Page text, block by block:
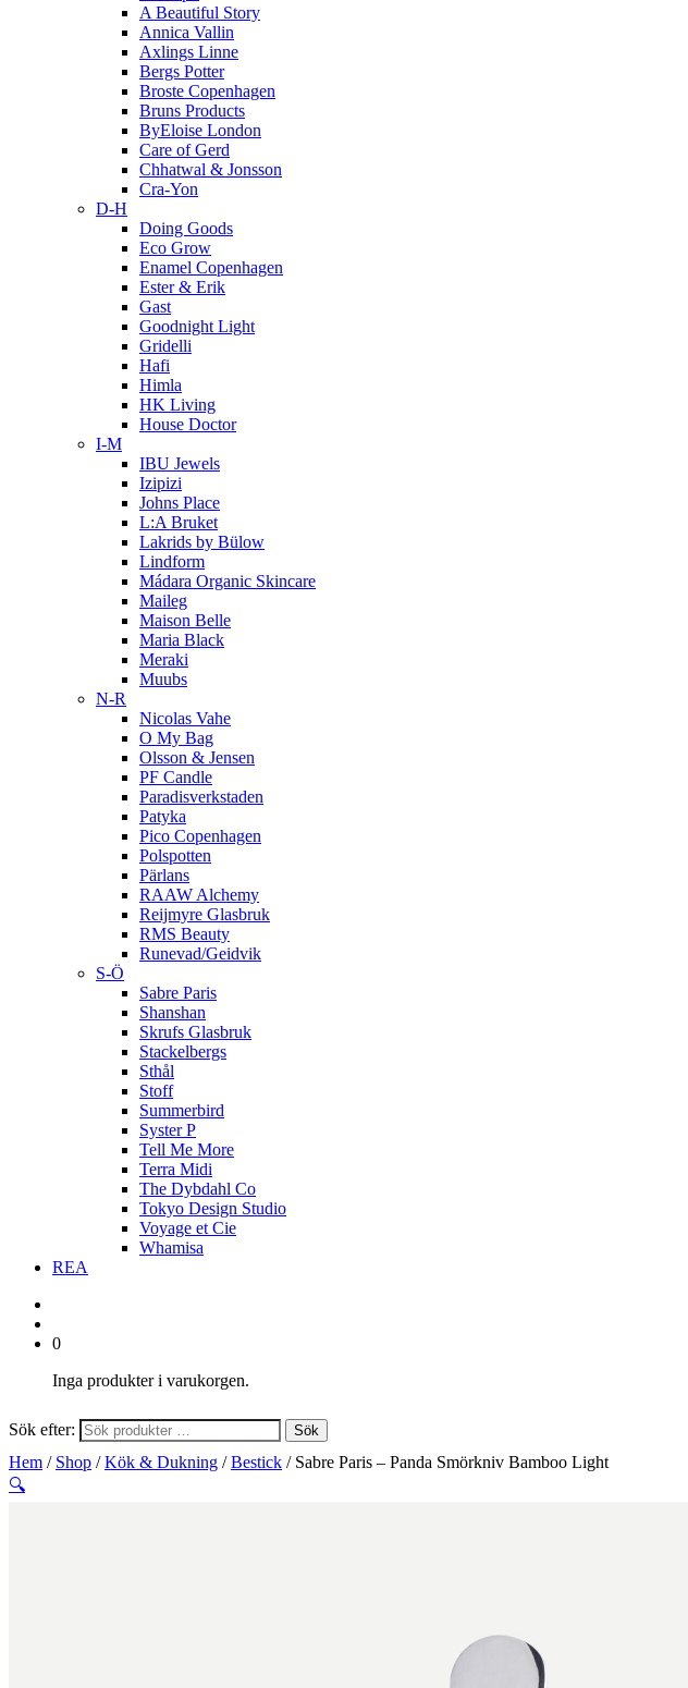
A Beautiful Story
Annica Vallin
Axlings Linne
Bergs Potter
Broste Copenhagen
Bruns Products
ByEloise London
Care of Gerd
Chhatwal & Jonsson
Cra-Yon
D-H
Doing Goods
Eco Grow
Enamel Copenhagen
Ester & Erik
Gast
Goodnight Light
Gridelli
Hafi
Himla
HK Living
House Doctor
I-M
IBU Jewels
Izipizi
Johns Place
L:A Bruket
Lakrids by Bülow
Lindform
Mádara Organic Skincare
Maileg
Maison Belle
Maria Black
Meraki
Muubs
N-R
Nicolas Vahe
O My Bag
Olsson & Jensen
PF Candle
Paradisverkstaden
Patyka
Pico Copenhagen
Polspotten
Pärlans
RAAW Alchemy
Reijmyre Glasbruk
RMS Beauty
Runevad/Geidvik
S-Ö
Sabre Paris
Shanshan
Skrufs Glasbruk
Stackelbergs
Sthål
Stoff
Summerbird
Syster P
Tell Me More
Terra Midi
The Dybdahl Co
Tokyo Design Studio
Voyage et Cie
Whamisa
REA
0
Inga produkter i varukorgen.
Sök efter: Sök
Hem / Shop /Kök & Dukning /Bestick / Sabre Paris – Panda Smörkniv Bamboo Light
🔍